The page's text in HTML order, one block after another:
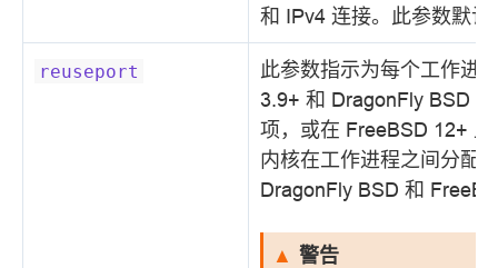
和 IPv4 连接。此参数默
reuseport
此参数指示为每个工作进
3.9+ 和 DragonFly BSD
项，或在 FreeBSD 12+
内核在工作进程之间分配
DragonFly BSD 和
警告